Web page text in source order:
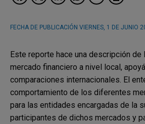
FECHA DE PUBLICACIÓN VIERNES, 1 DE JUNIO
Este reporte hace una descripción de
mercado financiero a nivel local,
comparaciones internacionales. El
comportamiento de los diferentes
para las entidades encargadas de la
participantes de dichos mercados y